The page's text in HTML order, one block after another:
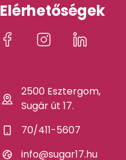
Elérhetőségek
2500 Esztergom,
Sugár út 17.
70/411-5607
info@sugar17.hu